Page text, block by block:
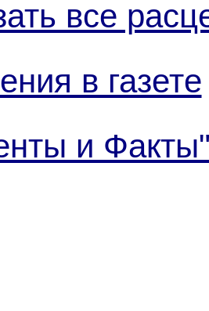
все
в газете
и